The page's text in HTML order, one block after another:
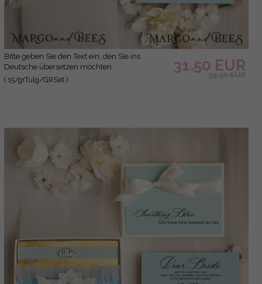
Bitte geben Sie den Text ein, den Sie ins
Deutsche übersetzen möchten.
( 15/grTulg/GRSet )
31.50 EUR
39.50 EUR